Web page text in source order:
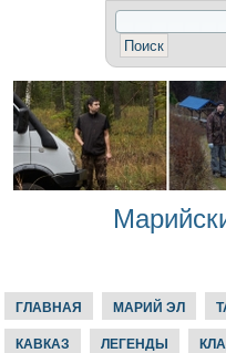
ГЛАВНАЯ МАРИЙ ЭЛ
КАВКАЗ ЛЕГЕНДЫ